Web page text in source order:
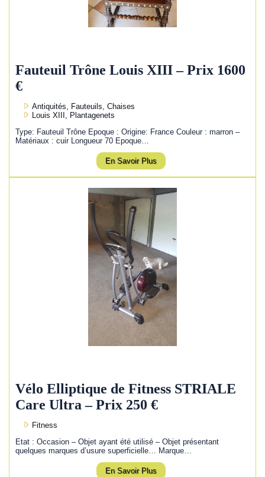
Fauteuil Trône Louis XIII – Prix 1600
€
Antiquités, Fauteuils, Chaises
Louis XIII, Plantagenets
Type: Fauteuil Trône Epoque : Origine: France Couleur : marron –
Matériaux : cuir Longueur 70 Epoque…
En Savoir Plus
Vélo Elliptique de Fitness STRIALE
Care Ultra – Prix 250 €
Fitness
Etat : Occasion – Objet ayant été utilisé – Objet présentant
quelques marques d’usure superficielle… Marque…
En Savoir Plus